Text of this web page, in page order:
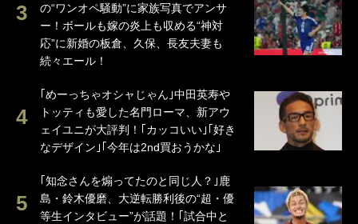
の“ワンオペ騒動”に家族写真でアンサ
ー！ボールも嫁の炎上も収める“神対
応”に新婚の板倉、久保、長友夫妻も
続々エール！
｢めーっちゃオシャじゃん｣中田英寿や
トッティも愛した名門ローマ、新アウ
ェイユニが大評判！｢カッコいい｣｢好き
なデザイン｣｢今年は2nd買おうかな｣
｢知念さんを煽ってたのと同じ人？｣鹿
島・鈴木優磨、大逆転勝利後の“超・優
等生インタビュー”が話題！｢試合中と